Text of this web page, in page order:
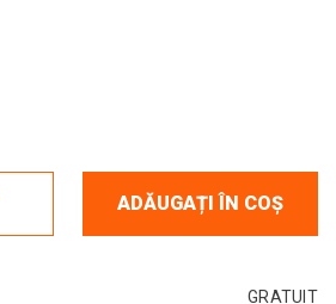
ADĂUGAȚI ÎN COȘ
GRATUIT